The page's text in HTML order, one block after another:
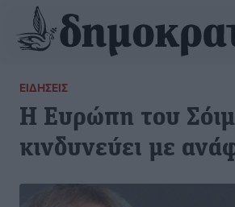
ΕΙΔΉΣΕΙΣ
Η Ευρώπη του
κινδυνεύει με